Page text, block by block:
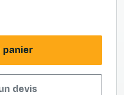
panier
devis